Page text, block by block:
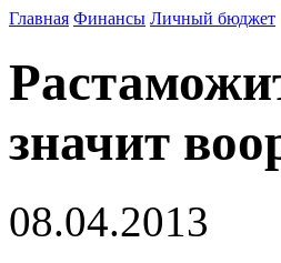
Главная Финансы Личный бюджет
значит
08.04.2013